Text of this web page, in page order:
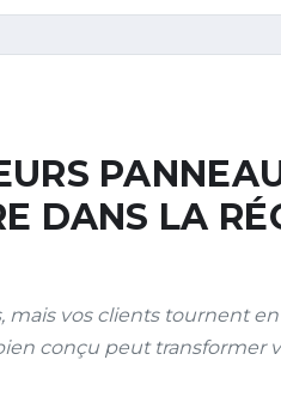
DANS LA
mais vos clients tournent
conçu peut transformer